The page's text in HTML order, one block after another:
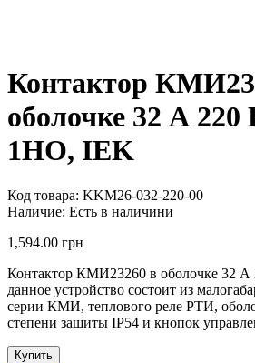
Контактор
оболочке 32 А
1НО, IEK
Код товара: KKM26-032-220-00
Наличие: Есть в наличини
1,594.00 грн
Контактор КМИ23260 в оболочке 32
данное устройство состоит из
серии КМИ, теплового реле РТИ,
степени защиты IP54 и кнопок
Купить